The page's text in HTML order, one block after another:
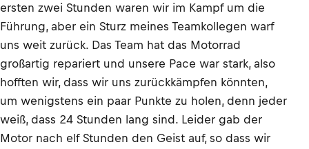
ersten zwei Stunden waren wir im Kampf um die
Führung, aber ein Sturz meines Teamkollegen warf
uns weit zurück. Das Team hat das Motorrad
großartig repariert und unsere Pace war stark, also
hofften wir, dass wir uns zurückkämpfen könnten,
um wenigstens ein paar Punkte zu holen, denn jeder
weiß, dass 24 Stunden lang sind. Leider gab der
Motor nach elf Stunden den Geist auf, so dass wir